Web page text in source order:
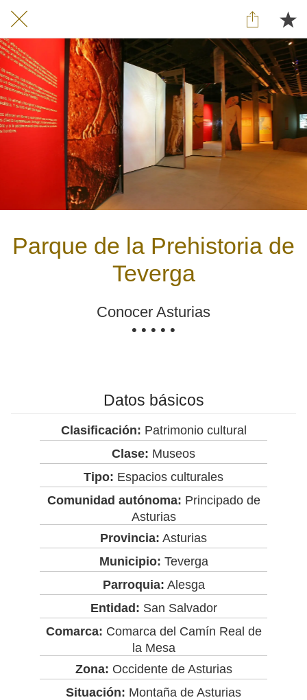
Parque de la Prehistoria de
Teverga
Conocer Asturias
• • • • •
Datos básicos
Clasificación: Patrimonio cultural
Clase: Museos
Tipo: Espacios culturales
Comunidad autónoma: Principado de
Asturias
Provincia: Asturias
Municipio: Teverga
Parroquia: Alesga
Entidad: San Salvador
Comarca: Comarca del Camín Real de
la Mesa
Zona: Occidente de Asturias
Situación: Montaña de Asturias